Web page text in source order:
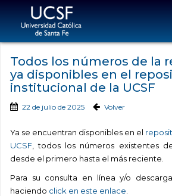
Todos los números de la
ya disponibles en el
institucional de la UCSF
22 de julio de 2025 Volver
Ya se encuentran disponibles en el
UCSF , todos los números existentes
desde el primero hasta el más reciente.
Para su consulta en línea y/o
haciendo click en este enlace